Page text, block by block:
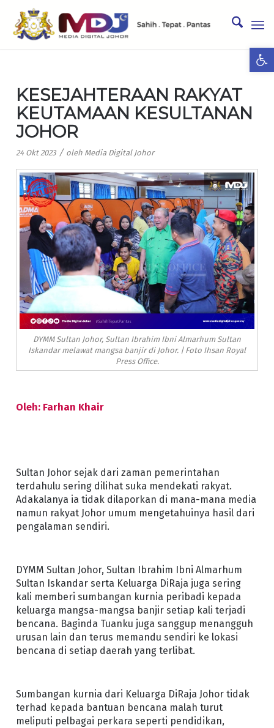
KESEJAHTERAAN RAKYAT
KEUTAMAAN KESULTANAN
JOHOR
24 Okt 2023 / oleh Media Digital Johor
DYMM Sultan Johor, Sultan Ibrahim Ibni Almarhum Sultan
Iskandar melawat mangsa banjir di Johor. | Foto Ihsan Royal
Press Office.
Oleh: Farhan Khair
Sultan Johor sejak dari zaman pemerintahan
terdahulu sering dilihat suka mendekati rakyat.
Adakalanya ia tidak dilaporkan di mana-mana media
namun rakyat Johor umum mengetahuinya hasil dari
pengalaman sendiri.
DYMM Sultan Johor, Sultan Ibrahim Ibni Almarhum
Sultan Iskandar serta Keluarga DiRaja juga sering
kali memberi sumbangan kurnia peribadi kepada
keluarga mangsa-mangsa banjir setiap kali terjadi
bencana. Baginda Tuanku juga sanggup menangguh
urusan lain dan terus memandu sendiri ke lokasi
bencana di setiap daerah yang terlibat.
Sumbangan kurnia dari Keluarga DiRaja Johor tidak
terhad kepada bantuan bencana malah turut
meliputi pelbagai perkara seperti pendidikan,